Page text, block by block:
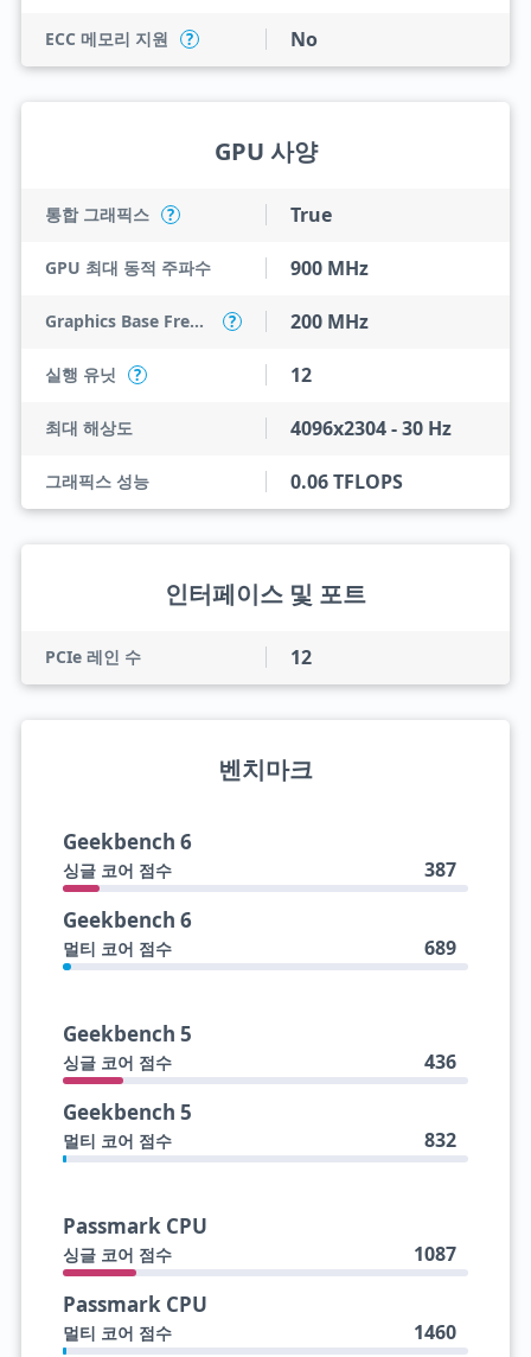
ECC 메모리 지원 ? No
GPU 사양
통합 그래픽스 ? True
GPU 최대 동적 주파수 900 MHz
Graphics Base Frequency ? 200 MHz
실행 유닛 ? 12
최대 해상도 4096x2304 - 30 Hz
그래픽스 성능 0.06 TFLOPS
인터페이스 및 포트
PCIe 레인 수 12
벤치마크
Geekbench 6
싱글 코어 점수 387
Geekbench 6
멀티 코어 점수 689
Geekbench 5
싱글 코어 점수 436
Geekbench 5
멀티 코어 점수 832
Passmark CPU
싱글 코어 점수 1087
Passmark CPU
멀티 코어 점수 1460